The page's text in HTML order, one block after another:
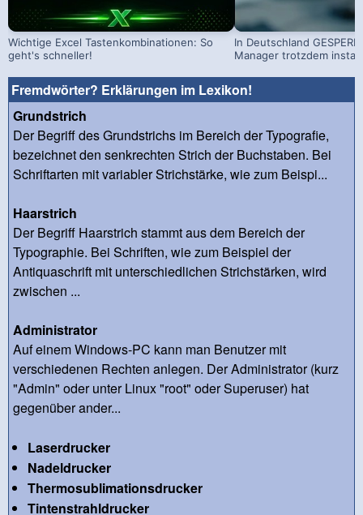
Wichtige Excel Tastenkombinationen: So
geht's schneller!
In Deutschland
Manager trotzdem
Fremdwörter? Erklärungen im Lexikon!
Grundstrich
Der Begriff des Grundstrichs im Bereich der Typografie,
bezeichnet den senkrechten Strich der Buchstaben. Bei
Schriftarten mit variabler Strichstärke, wie zum Beispi...
Haarstrich
Der Begriff Haarstrich stammt aus dem Bereich der
Typographie. Bei Schriften, wie zum Beispiel der
Antiquaschrift mit unterschiedlichen Strichstärken, wird
zwischen ...
Administrator
Auf einem Windows-PC kann man Benutzer mit
verschiedenen Rechten anlegen. Der Administrator (kurz
"Admin" oder unter Linux "root" oder Superuser) hat
gegenüber ander...
Laserdrucker
Nadeldrucker
Thermosublimationsdrucker
Tintenstrahldrucker